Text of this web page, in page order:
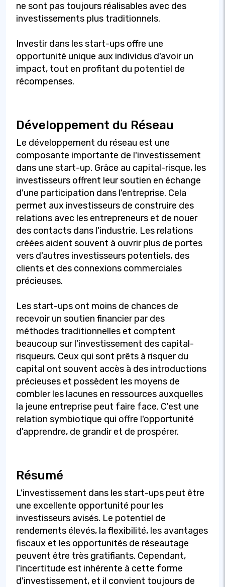
ne sont pas toujours réalisables avec des
investissements plus traditionnels.
Investir dans les start-ups offre une
opportunité unique aux individus d'avoir un
impact, tout en profitant du potentiel de
récompenses.
Développement du Réseau
Le développement du réseau est une
composante importante de l'investissement
dans une start-up. Grâce au capital-risque, les
investisseurs offrent leur soutien en échange
d'une participation dans l'entreprise. Cela
permet aux investisseurs de construire des
relations avec les entrepreneurs et de nouer
des contacts dans l'industrie. Les relations
créées aident souvent à ouvrir plus de portes
vers d'autres investisseurs potentiels, des
clients et des connexions commerciales
précieuses.
Les start-ups ont moins de chances de
recevoir un soutien financier par des
méthodes traditionnelles et comptent
beaucoup sur l'investissement des capital-
risqueurs. Ceux qui sont prêts à risquer du
capital ont souvent accès à des introductions
précieuses et possèdent les moyens de
combler les lacunes en ressources auxquelles
la jeune entreprise peut faire face. C'est une
relation symbiotique qui offre l'opportunité
d'apprendre, de grandir et de prospérer.
Résumé
L'investissement dans les start-ups peut être
une excellente opportunité pour les
investisseurs avisés. Le potentiel de
rendements élevés, la flexibilité, les avantages
fiscaux et les opportunités de réseautage
peuvent être très gratifiants. Cependant,
l'incertitude est inhérente à cette forme
d'investissement, et il convient toujours de